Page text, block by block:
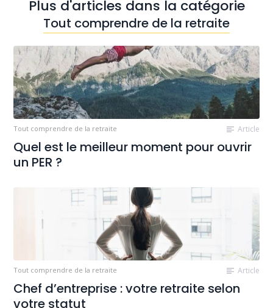
Plus d'articles dans la catégorie
Tout comprendre de la retraite
Tout comprendre de la retraite Article
Quel est le meilleur moment pour ouvrir
un PER ?
Tout comprendre de la retraite Article
Chef d’entreprise : votre retraite selon
votre statut